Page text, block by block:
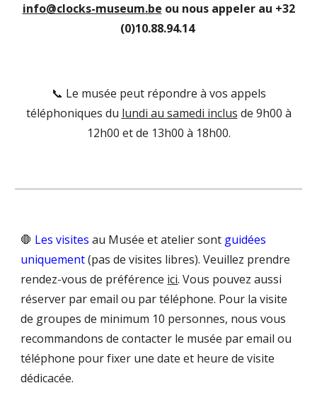
info@clocks-museum.be ou nous appeler au +32
(0)10.88.94.14
📞 Le musée peut répondre à vos appels
téléphoniques du lundi au samedi inclus de 9h00 à
12h00 et de 13h00 à 18h00.
🛑 Les visites au Musée et atelier sont guidées
uniquement(pas de visites libres). Veuillez prendre
rendez-vous de préférence ici. Vous pouvez aussi
réserver par email ou par téléphone. Pour la visite
de groupes de minimum 10 personnes, nous vous
recommandons de contacter le musée par email ou
téléphone pour fixer une date et heure de visite
dédicacée.